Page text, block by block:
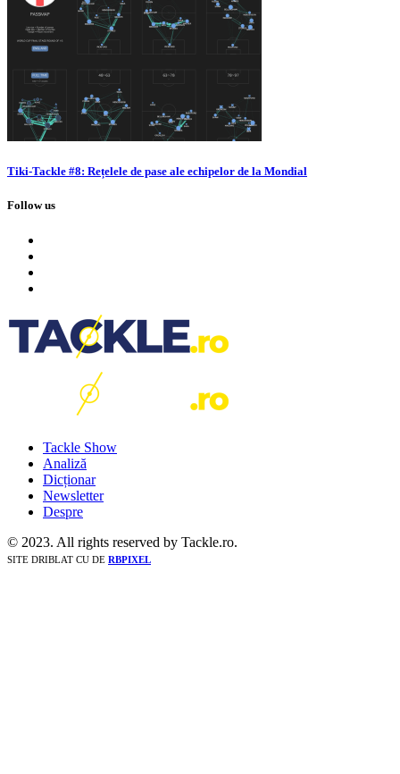
Tiki-Tackle #8: Rețelele de pase ale echipelor de la Mondial
Follow us
Tackle Show
Analiză
Dicționar
Newsletter
Despre
© 2023. All rights reserved by Tackle.ro.
SITE DRIBLAT CU DE RBPIXEL